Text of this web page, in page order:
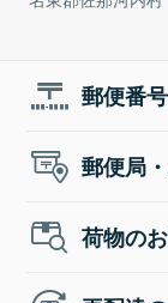
郵便番
郵便局
荷物の